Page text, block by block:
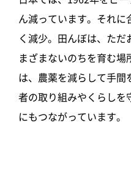
ん減っています。それに
く減少。田んぼは、ただ
まざまないのちを育む場
は、農薬を減らして手間
者の取り組みやくらしを
にもつながっています。